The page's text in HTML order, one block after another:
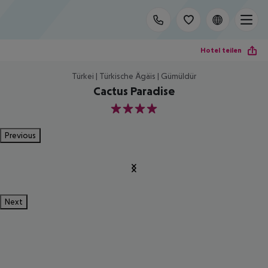
Hotel teilen
Türkei | Türkische Ägäis | Gümüldür
Cactus Paradise
4
Previous
Next